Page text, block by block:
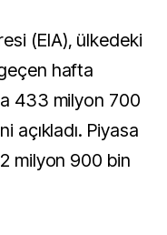
hafta
433 milyon 700
açıkladı. Piyasa
milyon 900 bin